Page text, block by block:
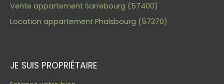
Vente appartement Sarrebourg (57400)
Location appartement Phalsbourg (57370)
JE SUIS PROPRIÉTAIRE